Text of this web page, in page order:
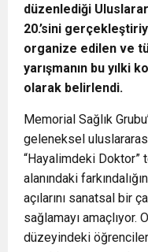
düzenlediği
20.’sini
organize edilen ve
yarışmanın bu yılki
olarak belirlendi.
Memorial Sağlık
geleneksel
“Hayalimdeki Doktor”
alanındaki
açılarını sanatsal bir
sağlamayı amaçlıyor.
düzeyindeki